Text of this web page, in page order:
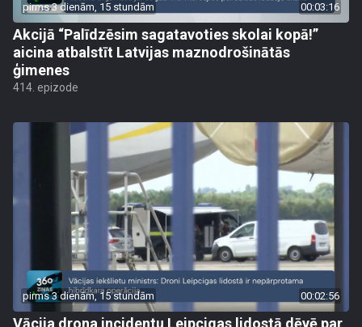
pirms 3 dienām, 15 stundām 00:03:16
Akcijā “Palīdzēsim sagatavoties skolai kopā!”
aicina atbalstīt Latvijas maznodrošinātās
ģimenes
414. epizode
pirms 3 dienām, 15 stundām 00:02:56
Vācija drona incidentu Leipcigas lidostā dēvē par